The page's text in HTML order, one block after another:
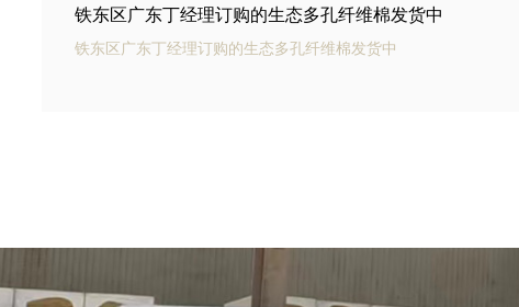
铁东区河北邢台王总订购的商场底下用碳纤雨水收集模块
铁东区银通碳纤雨水收集模块可以用于商业建筑和住宅小区的雨水